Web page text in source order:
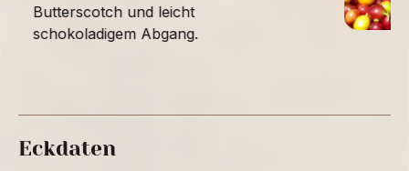
Butterscotch und leicht
schokoladigem Abgang.
Eckdaten